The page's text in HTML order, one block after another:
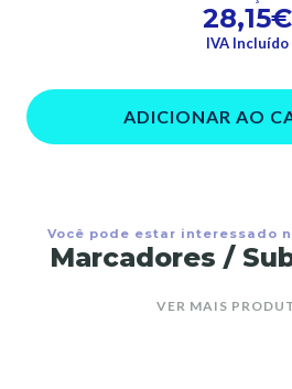
28,15€
IVA Incluído
ADICIONAR AO
Você pode estar interessado
Marcadores /
VER MAIS